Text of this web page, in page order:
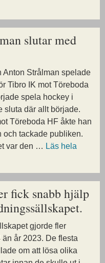
slutar med
Anton Strålman spelade
Tibro IK mot Töreboda
spela hockey i
sluta där allt började.
Töreboda HF åkte han
och tackade publiken.
var den … Läs hela
fick snabb hjälp
gjorde fler
år 2023. De flesta
om att lösa olika